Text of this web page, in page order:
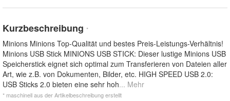
Kurzbeschreibung *
Minions Minions Top-Qualität und bestes Preis-Leistungs-Verhältnis!
Minions USB Stick MINIONS USB STICK: Dieser lustige Minions USB
Speicherstick eignet sich optimal zum Transferieren von Dateien aller
Art, wie z.B. von Dokumenten, Bilder, etc. HIGH SPEED USB 2.0:
USB Sticks 2.0 bieten eine sehr hoh... Mehr
* maschinell aus der Artikelbeschreibung erstellt